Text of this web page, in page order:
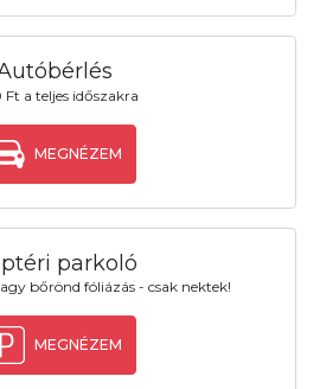
Ft a teljes időszakra
MEGNÉZEM
parkoló
bőrönd fóliázás - csak nektek!
MEGNÉZEM